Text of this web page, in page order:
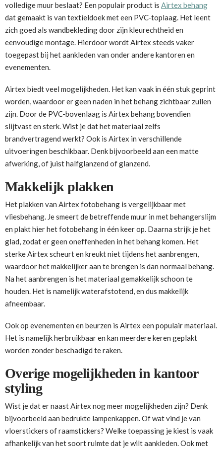
volledige muur beslaat? Een populair product is Airtex behang
dat gemaakt is van textieldoek met een PVC-toplaag. Het leent
zich goed als wandbekleding door zijn kleurechtheid en
eenvoudige montage. Hierdoor wordt Airtex steeds vaker
toegepast bij het aankleden van onder andere kantoren en
evenementen.
Airtex biedt veel mogelijkheden. Het kan vaak in één stuk geprint
worden, waardoor er geen naden in het behang zichtbaar zullen
zijn. Door de PVC-bovenlaag is Airtex behang bovendien
slijtvast en sterk. Wist je dat het materiaal zelfs
brandvertragend werkt? Ook is Airtex in verschillende
uitvoeringen beschikbaar. Denk bijvoorbeeld aan een matte
afwerking, of juist halfglanzend of glanzend.
Makkelijk plakken
Het plakken van Airtex fotobehang is vergelijkbaar met
vliesbehang. Je smeert de betreffende muur in met behangerslijm
en plakt hier het fotobehang in één keer op. Daarna strijk je het
glad, zodat er geen oneffenheden in het behang komen. Het
sterke Airtex scheurt en kreukt niet tijdens het aanbrengen,
waardoor het makkelijker aan te brengen is dan normaal behang.
Na het aanbrengen is het materiaal gemakkelijk schoon te
houden. Het is namelijk waterafstotend, en dus makkelijk
afneembaar.
Ook op evenementen en beurzen is Airtex een populair materiaal.
Het is namelijk herbruikbaar en kan meerdere keren geplakt
worden zonder beschadigd te raken.
Overige mogelijkheden in kantoor
styling
Wist je dat er naast Airtex nog meer mogelijkheden zijn? Denk
bijvoorbeeld aan bedrukte lampenkappen. Of wat vind je van
vloerstickers of raamstickers? Welke toepassing je kiest is vaak
afhankelijk van het soort ruimte dat je wilt aankleden. Ook met